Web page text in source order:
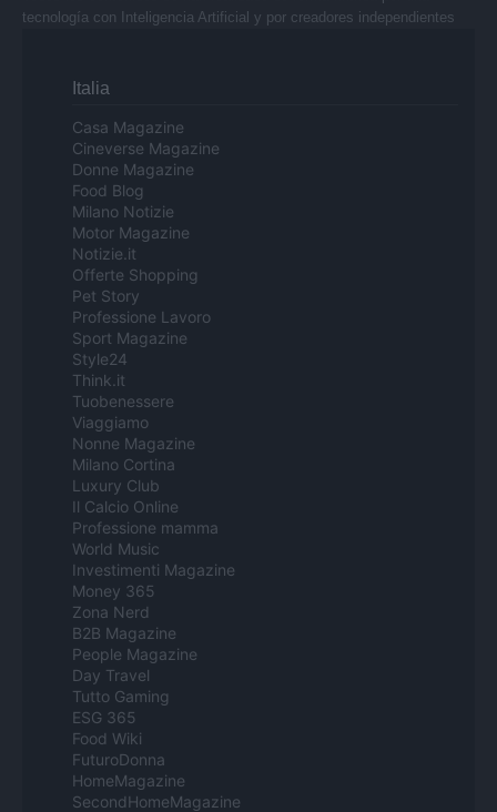
tecnología con Inteligencia Artificial y por creadores independientes
Italia
Casa Magazine
Cineverse Magazine
Donne Magazine
Food Blog
Milano Notizie
Motor Magazine
Notizie.it
Offerte Shopping
Pet Story
Professione Lavoro
Sport Magazine
Style24
Think.it
Tuobenessere
Viaggiamo
Nonne Magazine
Milano Cortina
Luxury Club
Il Calcio Online
Professione mamma
World Music
Investimenti Magazine
Money 365
Zona Nerd
B2B Magazine
People Magazine
Day Travel
Tutto Gaming
ESG 365
Food Wiki
FuturoDonna
HomeMagazine
SecondHomeMagazine